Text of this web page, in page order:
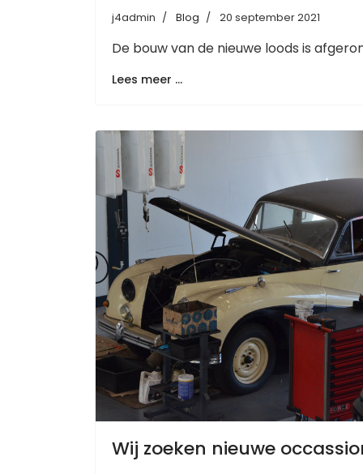
j4admin Blog 20 september 2021
De bouw van de nieuwe loods is
Lees meer …
Wij zoeken nieuwe